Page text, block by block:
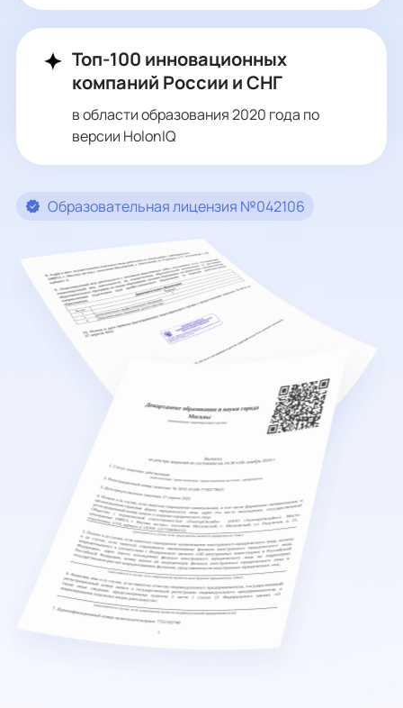
Топ-100 инновационных
компаний России и СНГ
в области образования 2020 года по
версии HolonIQ
Образовательная лицензия №042106